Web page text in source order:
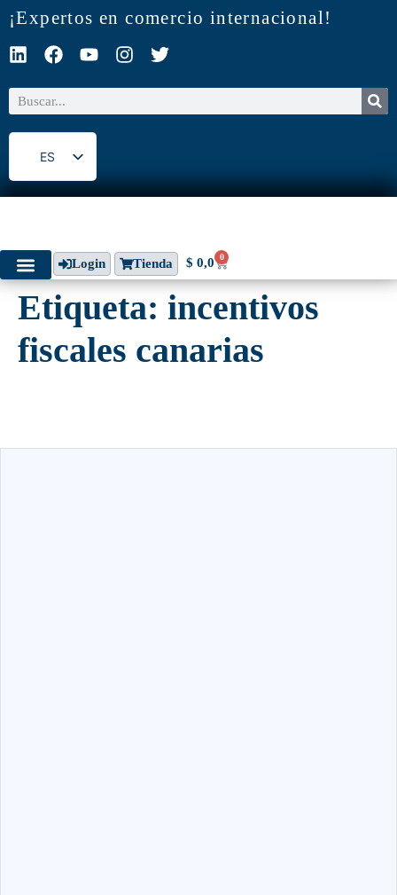
¡Expertos en comercio internacional!
ES
EN
Login Tienda $ 0,0 0
Etiqueta: incentivos
fiscales canarias